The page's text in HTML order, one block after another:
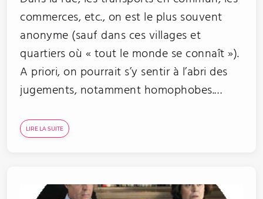
commerces, etc., on est le plus souvent
anonyme (sauf dans ces villages et
quartiers où « tout le monde se connaît »).
A priori, on pourrait s’y sentir à l’abri des
jugements, notamment homophobes.…
LIRE LA SUITE